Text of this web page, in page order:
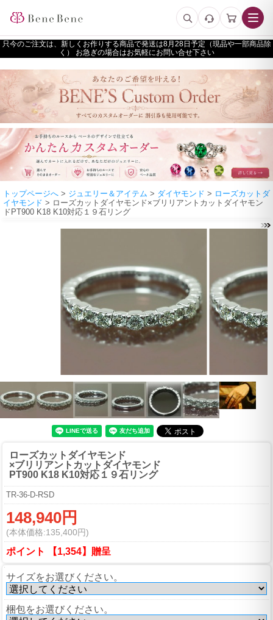
只今のご注文は、新しくお作りする商品で発送は
予定（現品や一部商品除
く） お急ぎの場合はお気軽にお問い合せ下さい
トップページへ > ジュエリー＆アイテム > ダイヤモンド > ローズカットダ
イヤモンド > ローズカットダイヤモンド×ブリリアントカットダイヤモン
ドPT900 K18 K10対応１９石リング
ローズカットダイヤモンド
×ブリリアントカットダイヤモンド
PT900 K18 K10対応１９石リング
TR-36-D-RSD
148,940円
(本体価格:135,400円)
ポイント 【1,354】贈呈
サイズをお選びください。
梱包をお選びください。